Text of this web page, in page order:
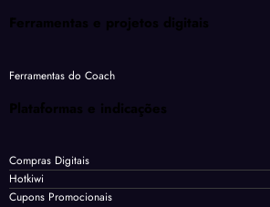
Ferramentas e projetos digitais
Ferramentas do Coach
Plataformas e indicações
Compras Digitais
Hotkiwi
Cupons Promocionais